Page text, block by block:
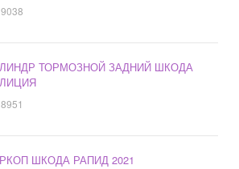
9038
ТОРМОЗНОЙ ЗАДНИЙ ШКОДА
8951
ШКОДА РАПИД 2021